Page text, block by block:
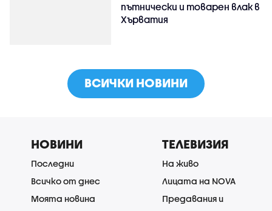
пътнически и товарен влак в
Хърватия
ВСИЧКИ НОВИНИ
НОВИНИ
Последни
Всичко от днес
Моята новина
ТЕЛЕВИЗИЯ
На живо
Лицата на NOVA
Предавания и